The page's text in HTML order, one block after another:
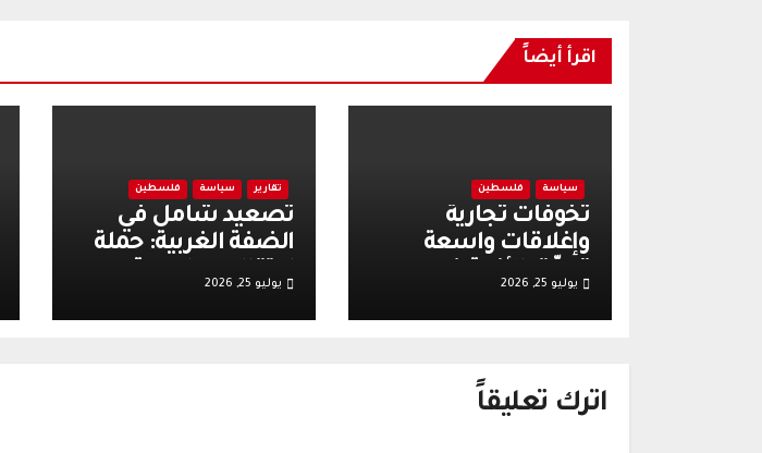
اقرأ أيضاً
سياسة فلسطين
تخوفات تجارية
وإغلاقات واسعة
تعمّق الأزمة في
أحداث قرية تل
يوليو 25, 2026
تقارير سياسة فلسطين
تصعيد شامل في
الضفة الغربية: حملة
اعتقالات واسعة
إسرائيلية عقب أحداث
يوليو 25, 2026
اترك تعليقاً